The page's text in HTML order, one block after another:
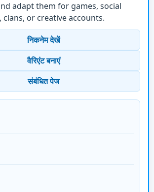
adapt them for games, social
clans, or creative accounts.
निकनेम देखें
वैरिएंट बनाएं
संबंधित पेज